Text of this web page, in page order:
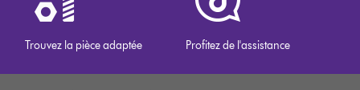
Trouvez la pièce adaptée Profitez de l'assistance